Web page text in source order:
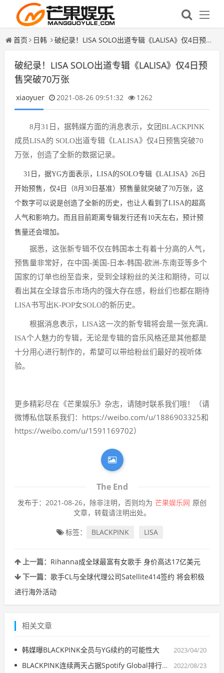
首页 日韩 破纪录！LISA SOLO出道专辑《LALISA》仅4日预售突破70万张
破纪录！LISA SOLO出道专辑《LALISA》仅4日预
售突破70万张
xiaoyuer 2021-08-26 09:51:32 1262
8月31日，据韩媒方面的消息表示，女团BLACKPINK
成员LISA的 SOLO出道专辑《LALISA》仅4日预售突破70
万张，创造了全新的数据记录。
31日，据YG方面表示，LISA的SOLO专辑《LALISA》26日
开始预售，仅4日（8月30日基准）预售量就突破了70万张，这
个数字可以说是创造了全新的历史，也让人看到了LISA的超高
人气和影响力。而且目前距离专辑发行还有10天左右，预计预
售量还会增加。
据悉，这张新专辑不仅在韩国本土有着十分高的人气，
预售量非常好，在中国-美国-日本-韩国-欧洲-东南亚等多个
国家的订单也纷至沓来，受到全球粉丝的关注和期待，可以
看出其在全球音乐市场内的强大存在感，粉丝们也都在期待
LISA书写出K-POP女SOLO的新历史。
根据消息表示，LISA这一次的新专辑将会是一张充满L
ISA个人魅力的专辑，无论是专辑的音乐风格还是其他都是
十分用心进行制作的，希望可以带给粉丝们最好的视听体
验。
更多精彩尽在《芒果娱乐》杂志，请随时联系我们哦！（请
微博私信联系我们：https://weibo.com/u/1886903325和
https://weibo.com/u/1591169702）
The End
发布于：2021-08-26，除非注明，否则均为 芒果娱乐网 原创
文章，转载请注明出处。
标签： BLACKPINK LISA
上一篇： Rihanna成全球最富有女歌手 身价高达17亿美元
下一篇： 歌手CL与全球代理公司Satellite414签约 将会积极
进行海外活动
相关文章
2023/04/20
韩媒曝BLACKPINK全员与YG续约的可能性大
2022/08/23
BLACKPINK连续两天占据Spotify Global排行榜榜首